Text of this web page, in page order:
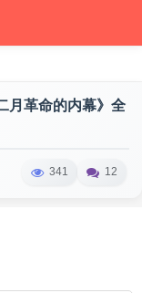
月革命的内幕》全
341 12